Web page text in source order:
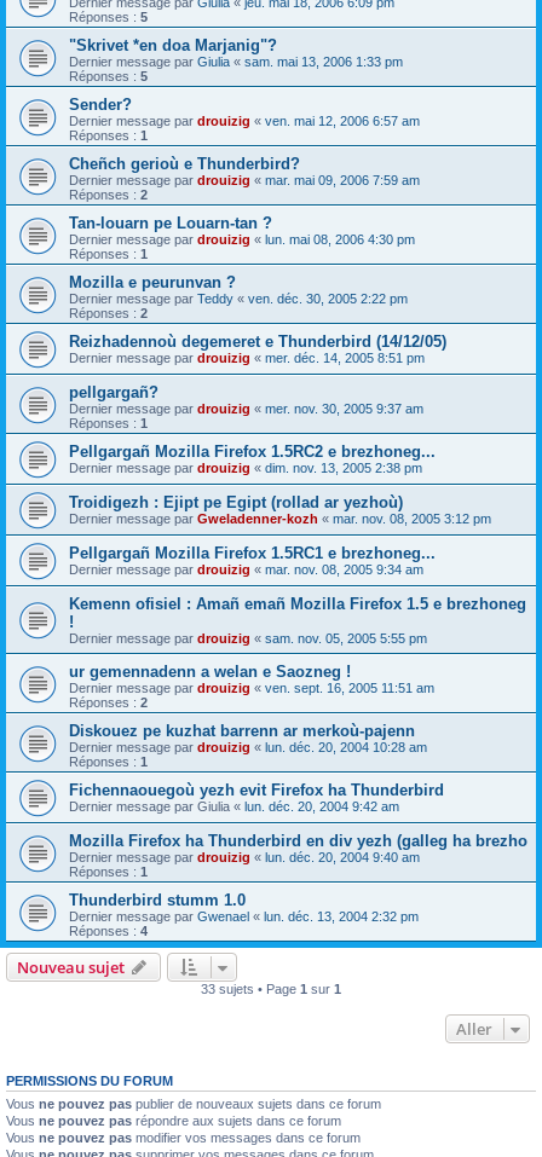
Réponses : 5
"Skrivet *en doa Marjanig"?
Dernier message par Giulia « sam. mai 13, 2006 1:33 pm
Réponses : 5
Sender?
Dernier message par drouizig « ven. mai 12, 2006 6:57 am
Réponses : 1
Cheñch gerioù e Thunderbird?
Dernier message par drouizig « mar. mai 09, 2006 7:59 am
Réponses : 2
Tan-louarn pe Louarn-tan ?
Dernier message par drouizig « lun. mai 08, 2006 4:30 pm
Réponses : 1
Mozilla e peurunvan ?
Dernier message par Teddy « ven. déc. 30, 2005 2:22 pm
Réponses : 2
Reizhadennoù degemeret e Thunderbird (14/12/05)
Dernier message par drouizig « mer. déc. 14, 2005 8:51 pm
pellgargañ?
Dernier message par drouizig « mer. nov. 30, 2005 9:37 am
Réponses : 1
Pellgargañ Mozilla Firefox 1.5RC2 e brezhoneg...
Dernier message par drouizig « dim. nov. 13, 2005 2:38 pm
Troidigezh : Ejipt pe Egipt (rollad ar yezhoù)
Dernier message par Gweladenner-kozh « mar. nov. 08, 2005 3:12 pm
Pellgargañ Mozilla Firefox 1.5RC1 e brezhoneg...
Dernier message par drouizig « mar. nov. 08, 2005 9:34 am
Kemenn ofisiel : Amañ emañ Mozilla Firefox 1.5 e brezhoneg
!
Dernier message par drouizig « sam. nov. 05, 2005 5:55 pm
ur gemennadenn a welan e Saozneg !
Dernier message par drouizig « ven. sept. 16, 2005 11:51 am
Réponses : 2
Diskouez pe kuzhat barrenn ar merkoù-pajenn
Dernier message par drouizig « lun. déc. 20, 2004 10:28 am
Réponses : 1
Fichennaouegoù yezh evit Firefox ha Thunderbird
Dernier message par Giulia « lun. déc. 20, 2004 9:42 am
Mozilla Firefox ha Thunderbird en div yezh (galleg ha brezho
Dernier message par drouizig « lun. déc. 20, 2004 9:40 am
Réponses : 1
Thunderbird stumm 1.0
Dernier message par Gwenael « lun. déc. 13, 2004 2:32 pm
Réponses : 4
Nouveau sujet
33 sujets • Page 1 sur 1
Aller
PERMISSIONS DU FORUM
Vous ne pouvez pas publier de nouveaux sujets dans ce forum
Vous ne pouvez pas répondre aux sujets dans ce forum
Vous ne pouvez pas modifier vos messages dans ce forum